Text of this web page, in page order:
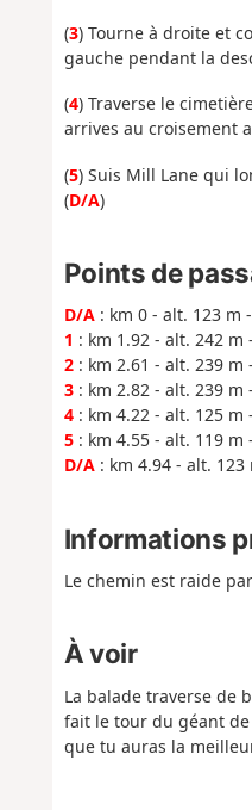
(3) Tourne à droite et
gauche pendant la
(4) Traverse le
arrives au croisement
(5) Suis Mill Lane qui
(D/A)
Points de
D/A: km 0 - alt. 123 m
1 : km 1.92 - alt. 242 m
2: km 2.61 - alt. 239 m
3: km 2.82 - alt. 239 m
4: km 4.22 - alt. 125 m
5: km 4.55 - alt. 119 m
D/A: km 4.94 - alt. 123
Informations
Le chemin est raide
À voir
La balade traverse de
fait le tour du géant de
que tu auras la